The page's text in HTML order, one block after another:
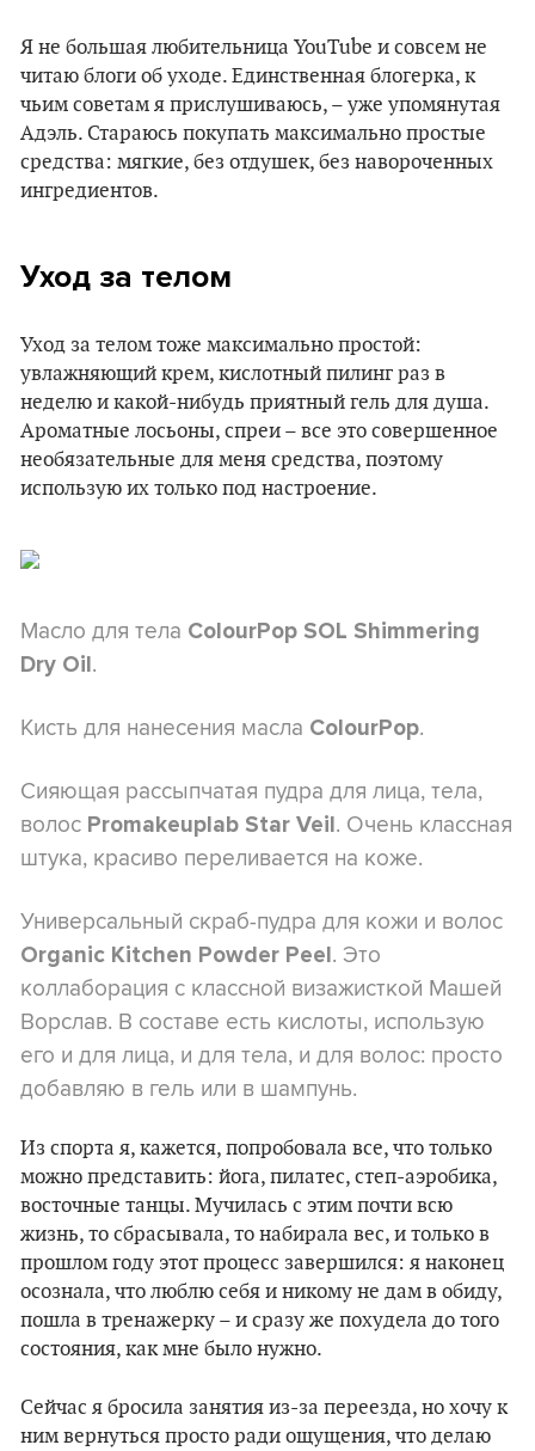
Я не большая любительница YouTube и совсем не
читаю блоги об уходе. Единственная блогерка, к
чьим советам я прислушиваюсь, – уже упомянутая
Адэль. Стараюсь покупать максимально простые
средства: мягкие, без отдушек, без навороченных
ингредиентов.
Уход за телом
Уход за телом тоже максимально простой:
увлажняющий крем, кислотный пилинг раз в
неделю и какой-нибудь приятный гель для душа.
Ароматные лосьоны, спреи – все это совершенное
необязательные для меня средства, поэтому
использую их только под настроение.
Масло для тела ColourPop SOL Shimmering
Dry Oil.
Кисть для нанесения масла ColourPop.
Сияющая рассыпчатая пудра для лица, тела,
волос Promakeuplab Star Veil. Очень классная
штука, красиво переливается на коже.
Универсальный скраб-пудра для кожи и волос
Organic Kitchen Powder Peel. Это
коллаборация с классной визажисткой Машей
Ворслав. В составе есть кислоты, использую
его и для лица, и для тела, и для волос: просто
добавляю в гель или в шампунь.
Из спорта я, кажется, попробовала все, что только
можно представить: йога, пилатес, степ-аэробика,
восточные танцы. Мучилась с этим почти всю
жизнь, то сбрасывала, то набирала вес, и только в
прошлом году этот процесс завершился: я наконец
осознала, что люблю себя и никому не дам в обиду,
пошла в тренажерку – и сразу же похудела до того
состояния, как мне было нужно.
Сейчас я бросила занятия из-за переезда, но хочу к
ним вернуться просто ради ощущения, что делаю